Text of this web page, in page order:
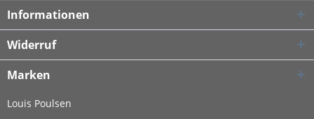
Informationen
Widerruf
Marken
Louis Poulsen